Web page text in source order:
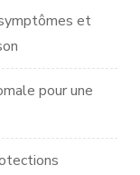
et
pour une